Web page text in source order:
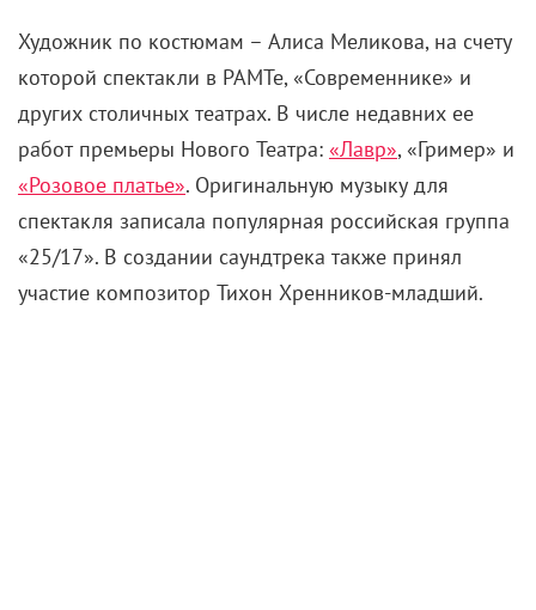
Художник по костюмам – Алиса Меликова, на счету
которой спектакли в РАМТе, «Современнике» и
других столичных театрах. В числе недавних ее
работ премьеры Нового Театра: «Лавр», «Гример» и
«Розовое платье». Оригинальную музыку для
спектакля записала популярная российская группа
«25/17». В создании саундтрека также принял
участие композитор Тихон Хренников-младший.